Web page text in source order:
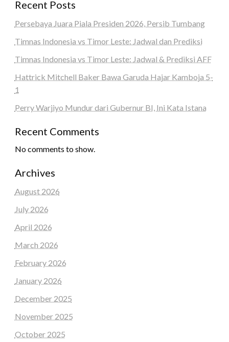
Recent Posts
Persebaya Juara Piala Presiden 2026, Persib Tumbang
Timnas Indonesia vs Timor Leste: Jadwal dan Prediksi
Timnas Indonesia vs Timor Leste: Jadwal & Prediksi AFF
Hattrick Mitchell Baker Bawa Garuda Hajar Kamboja 5-
1
Perry Warjiyo Mundur dari Gubernur BI, Ini Kata Istana
Recent Comments
No comments to show.
Archives
August 2026
July 2026
April 2026
March 2026
February 2026
January 2026
December 2025
November 2025
October 2025